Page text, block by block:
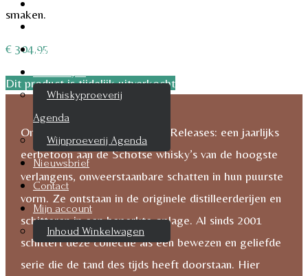
Rum & Gin
Whiskyproeverij
Agenda
Wijnproeverij Agenda
Nieuwsbrief
Contact
Mijn account
Inhoud Winkelwagen
smaken.
€ 304,95
Dit product is tijdelijk uitverkocht
Ontdek de magie van Special Releases: een jaarlijks
eerbetoon aan de Schotse whisky’s van de hoogste
verlangens, onweerstaanbare schatten in hun puurste
vorm. Ze ontstaan in de originele distilleerderijen en
schitteren in een beperkte oplage. Al sinds 2001
schittert deze collectie als een bewezen en geliefde
serie die de tand des tijds heeft doorstaan. Hier